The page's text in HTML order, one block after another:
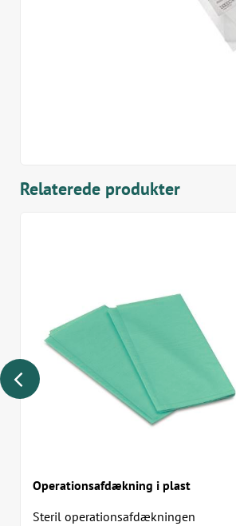
Relaterede produkter
Operationsafdækning i plast
Steril operationsafdækningen